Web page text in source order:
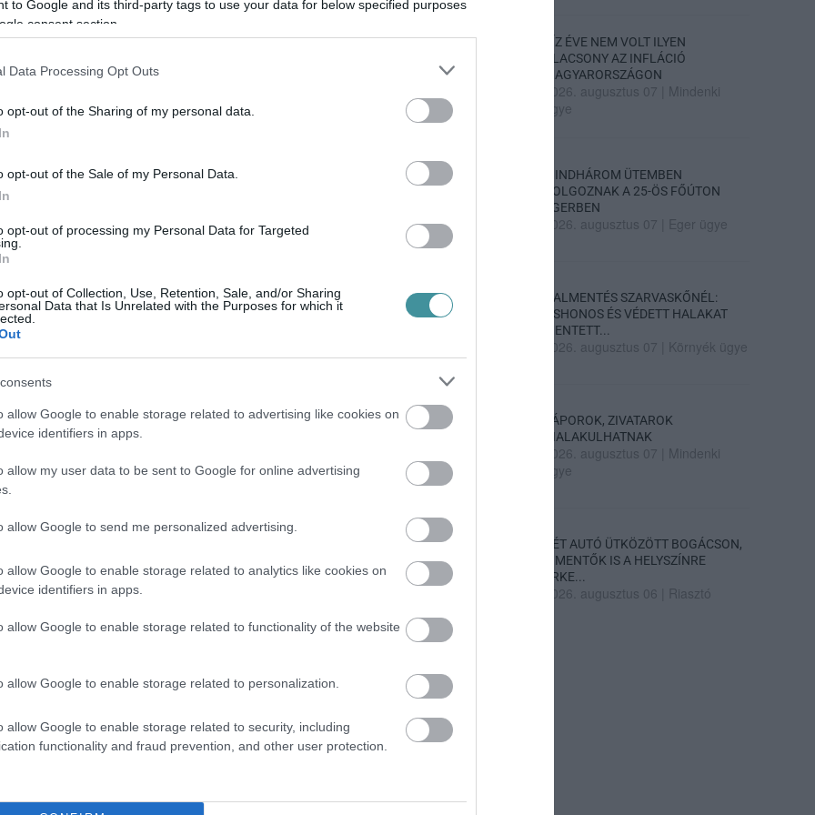
to Google and its third-party tags to use your data for below specified purposes
consent section.
Data Processing Opt Outs
opt-out of the Sharing of my personal data.
opt-out of the Sale of my Personal Data.
opt-out of processing my Personal Data for Targeted
opt-out of Collection, Use, Retention, Sale, and/or Sharing
Data that Is Unrelated with the Purposes for which it
allow Google to enable storage related to advertising like cookies on
identifiers in apps.
allow my user data to be sent to Google for online advertising
allow Google to send me personalized advertising.
allow Google to enable storage related to analytics like cookies on
identifiers in apps.
allow Google to enable storage related to functionality of the website
allow Google to enable storage related to personalization.
allow Google to enable storage related to security, including
functionality and fraud prevention, and other user protection.
Baktai út felújítása zajlott, emiatt a
Szerencsére azóta baleset nem
a helyzet olyan, mintha egy falusi
A zajszennyezéstől az út mellett lakók
pedig nem mernek átmenni az
nagy sebességgel közlekednek.
a körzet megválasztott képviselőjét
szerint az alkalmi rendőri jelenlét
így ennek megoldására a jövőben
és a hatóságokkal közösen.
élhető városrész kialakítása, hiszen a
északi részén találhatóak csak
le az érintett utcák.
tervez a körzetben élőkkel, addig fel
az elmúlt években alakultak ki. A
sokan gyalogolnak és bicikliznek,
a kereszteződésekben is, illetve
Ügyek is többet fog foglalkozni a
járunk utána a lehetséges
és a környéken élőket is.
A MEGNÖVEKEDETT MAKLÁRI ÚTI FORGALOMBAN -
TÍZ ÉVE NEM VOLT ILYEN
ALACSONY AZ INFLÁCIÓ
MAGYARORSZÁGON
2026. augusztus 07
Mindenki
ügye
MINDHÁROM ÜTEMBEN
DOLGOZNAK A 25-ÖS FŐÚTON
EGERBEN
2026. augusztus 07 Eger ügye
HALMENTÉS SZARVASKŐNÉL:
ŐSHONOS ÉS VÉDETT HALAKAT
MENTETT...
2026. augusztus 07 Környék ügye
ZÁPOROK, ZIVATAROK
KIALAKULHATNAK
2026. augusztus 07
Mindenki
ügye
KÉT AUTÓ ÜTKÖZÖTT BOGÁCSON,
A MENTŐK IS A HELYSZÍNRE
ÉRKE...
2026. augusztus 06 Riasztó